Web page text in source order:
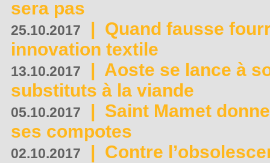
sera pas
25.10.2017 | Quand fausse
innovation textile
13.10.2017 | Aoste se lance à
substituts à la viande
05.10.2017 | Saint Mamet
ses compotes
02.10.2017 | Contre